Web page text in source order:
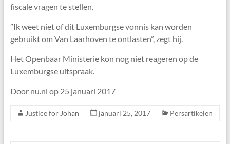
fiscale vragen te stellen.
”Ik weet niet of dit Luxemburgse vonnis kan worden
gebruikt om Van Laarhoven te ontlasten”, zegt hij.
Het Openbaar Ministerie kon nog niet reageren op de
Luxemburgse uitspraak.
Door nu.nl op 25 januari 2017
Justice for Johan januari 25, 2017 Persartikelen